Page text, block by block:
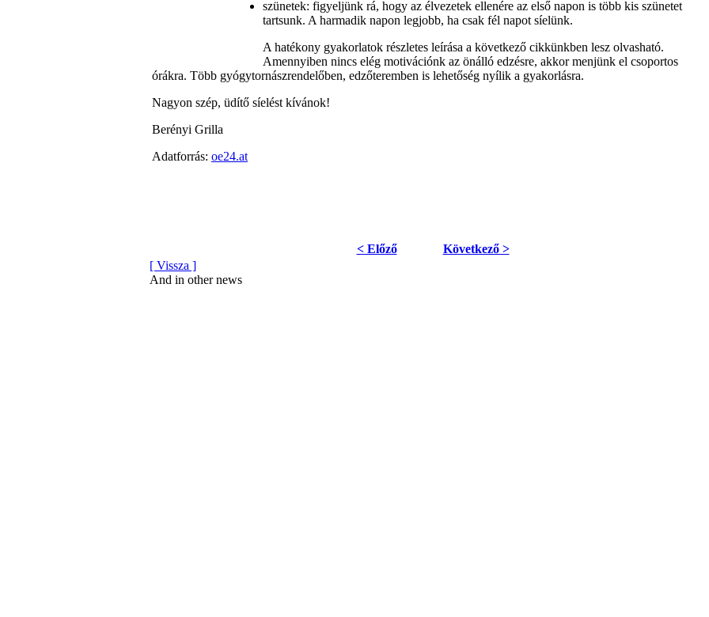
szünetek: figyeljünk rá, hogy az élvezetek ellenére az első napon is több kis szünetet
tartsunk. A harmadik napon legjobb, ha csak fél napot síelünk.
A hatékony gyakorlatok részletes leírása a következő cikkünkben lesz olvasható.
Amennyiben nincs elég motivációnk az önálló edzésre, akkor menjünk el csoportos
órákra. Több gyógytornászrendelőben, edzőteremben is lehetőség nyílik a gyakorlásra.
Nagyon szép, üdítő síelést kívánok!
Berényi Grilla
Adatforrás: oe24.at
< Előző
Következő >
[ Vissza ]
And in other news